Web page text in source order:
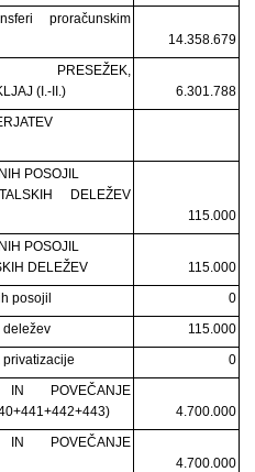
proračunskim
14.358.679
PRESEŽEK,
(I.-II.)
6.301.788
POSOJIL
DELEŽEV
115.000
POSOJIL
DELEŽEV
115.000
posojil
0
deležev
115.000
0
POVEČANJE
4.700.000
POVEČANJE
4.700.000